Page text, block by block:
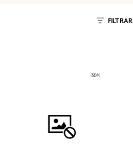
FILTRAR
-30%